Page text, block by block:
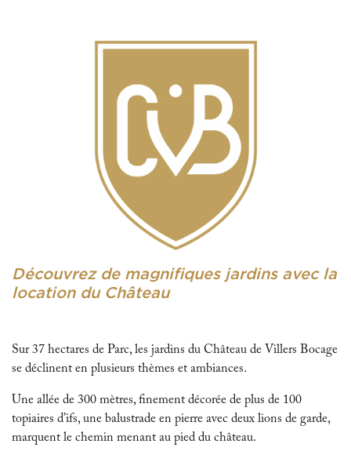
Découvrez de magnifiques jardins avec la
location du Château
Sur 37 hectares de Parc, les jardins du Château de Villers Bocage
se déclinent en plusieurs thèmes et ambiances.
Une allée de 300 mètres, finement décorée de plus de 100
topiaires d’ifs, une balustrade en pierre avec deux lions de garde,
marquent le chemin menant au pied du château.